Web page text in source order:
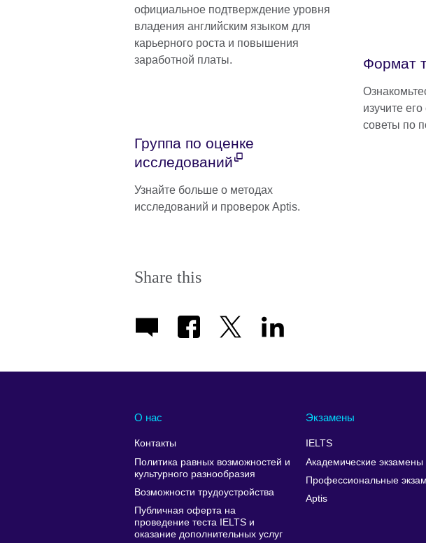
официальное подтверждение уровня
владения английским языком для
карьерного роста и повышения
заработной платы.
Формат
изучите
советы по
Группа по оценке
исследований
Узнайте больше о методах
исследований и проверок Aptis.
Share this
О нас
Контакты
Политика равных возможностей и
культурного разнообразия
Возможности трудоустройства
Публичная оферта на
проведение теста IELTS и
оказание дополнительных услуг
Экзамены
IELTS
Академические экзамены
Профессиональные
Aptis